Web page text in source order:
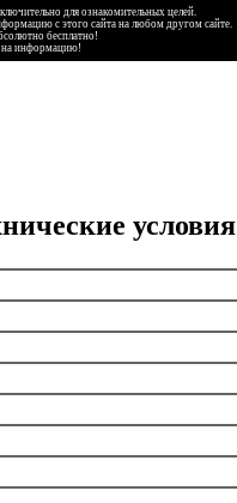
для ознакомительных целей.
с этого сайта на любом другом сайте.
бесплатно!
на информацию!
условия